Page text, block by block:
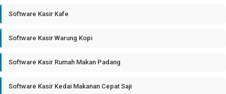
Software Kasir Kafe
Software Kasir Warung Kopi
Software Kasir Rumah Makan Padang
Software Kasir Kedai Makanan Cepat Saji